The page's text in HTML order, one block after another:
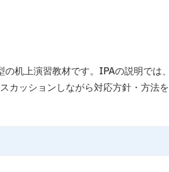
机上演習教材です。IPAの説明では
カッションしながら対応方針・方法